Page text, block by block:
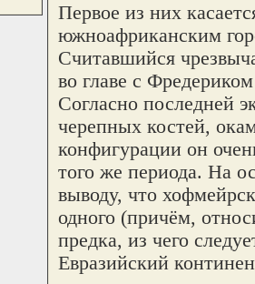
Первое из них
южноафриканским
Считавшийся
во главе с
Согласно последней
черепных костей,
конфигурации он
того же периода. На
выводу, что
одного (причём,
предка, из чего
Евразийский